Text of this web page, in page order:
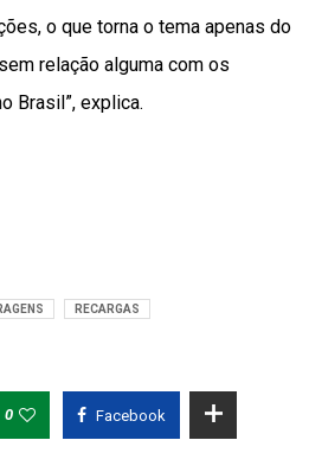
o que torna o tema apenas do
relação alguma com os
Brasil”, explica.
RECARGAS
0 Facebook